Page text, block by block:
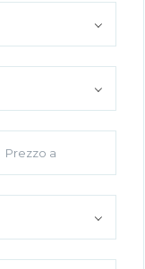
*Il tuo
*Il tuo
Ho